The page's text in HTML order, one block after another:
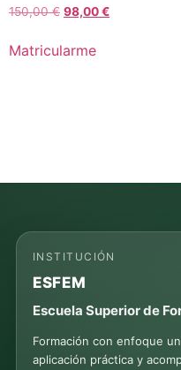
Valorado
con
150,00€ El
original
98,00€El
Matricularme
INSTITUCIÓN
ESFEM
Escuela Superior de
Formación con enfoque
aplicación práctica y